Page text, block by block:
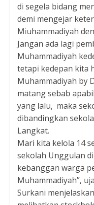
di segela bidang
demi mengejar
Miuhammadiyah
Jangan ada lagi
Muhammadiyah
tetapi kedepan kita
Muhammadiyah by
matang sebab
yang lalu, maka
dibandingkan
Langkat.
Mari kita kelola 14
sekolah Unggulan
kebanggan warga
Muhammadiyah”,
Surkani